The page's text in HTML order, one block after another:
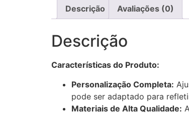
Descrição Avaliações (0)
Descrição
Características do Produto:
Personalização Completa:
pode ser adaptado para
Materiais de Alta Qualidade: